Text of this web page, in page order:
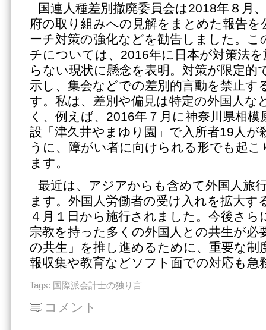
国連人種差別撤廃委員会は2018年８月
府の取り組みへの見解をまとめた報告
ーチ対策の強化などを勧告しました。
チについては、2016年に日本が対策法
らない現状に懸念を表明。対策が限定的
示し、集会などでの差別的言動を禁止す
す。私は、差別や偏見は特定の外国人な
く、例えば、2016年７月に神奈川県相
設「津久井やまゆり園」で入所者19人が
うに、障がい者に向けられる形でも起
ます。
最近は、アジアからも含めて外国人旅
ます。外国人労働者の受け入れを拡大す
４月１日から施行されました。今後さら
宗教を持った多くの外国人との共生が必
の共生」を推し進めるために、重要な制
報収集や教育などソフト面での対応も急
Tags: 国際派会計士の独り言
コメント